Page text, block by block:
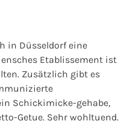
in Düsseldorf eine
Etablissement ist
Zusätzlich gibt es
Schickimicke-gehabe,
Getue. Sehr wohltuend.